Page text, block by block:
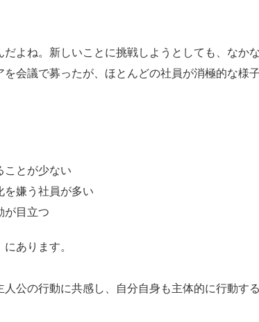
だよね。新しいことに挑戦しようとしても、なか
会議で募ったが、ほとんどの社員が消極的な様
ことが少ない
を嫌う社員が多い
が目立つ
あります。
公の行動に共感し、自分自身も主体的に行動す